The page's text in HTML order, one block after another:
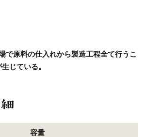
で原料の仕入れから製造工程全て行うこ
じている。
容量